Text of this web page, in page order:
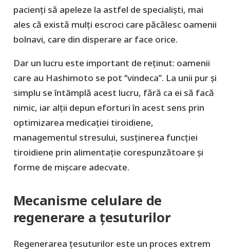
pacienți să apeleze la astfel de specialiști, mai
ales că există mulți escroci care păcălesc oamenii
bolnavi, care din disperare ar face orice.
Dar un lucru este important de reținut: oamenii
care au Hashimoto se pot ‘’vindeca’’. La unii pur și
simplu se întâmplă acest lucru, fără ca ei să facă
nimic, iar alții depun eforturi în acest sens prin
optimizarea medicației tiroidiene,
managementul stresului, susținerea funcției
tiroidiene prin alimentație corespunzătoare și
forme de mișcare adecvate.
Mecanisme celulare de
regenerare a țesuturilor
Regenerarea țesuturilor este un proces extrem